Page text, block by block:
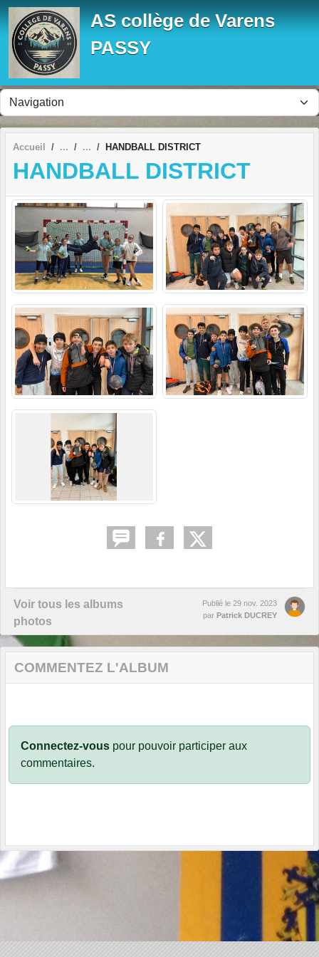
AS collège de Varens
PASSY
Accueil HANDBALL DISTRICT
HANDBALL DISTRICT
Voir tous les albums
photos
Publié le 29 nov. 2023
par Patrick DUCREY
COMMENTEZ L'ALBUM
Connectez-vous pour pouvoir participer aux
commentaires.
Panneau de gestion des cookies